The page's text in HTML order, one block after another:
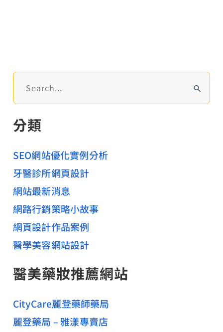
20
資
電
商
網
頁
顧
問
指
導
尋
鍵
:
分類
SEO網站優化實例分析
牙醫診所網頁設計
網站最新消息
網路行銷策略小故事
網頁設計作品案例
醫學美容網站設計
醫美藥妝推薦網站
CityCare麗登藥師藥局
麗登藥局 – 雅漾專賣店